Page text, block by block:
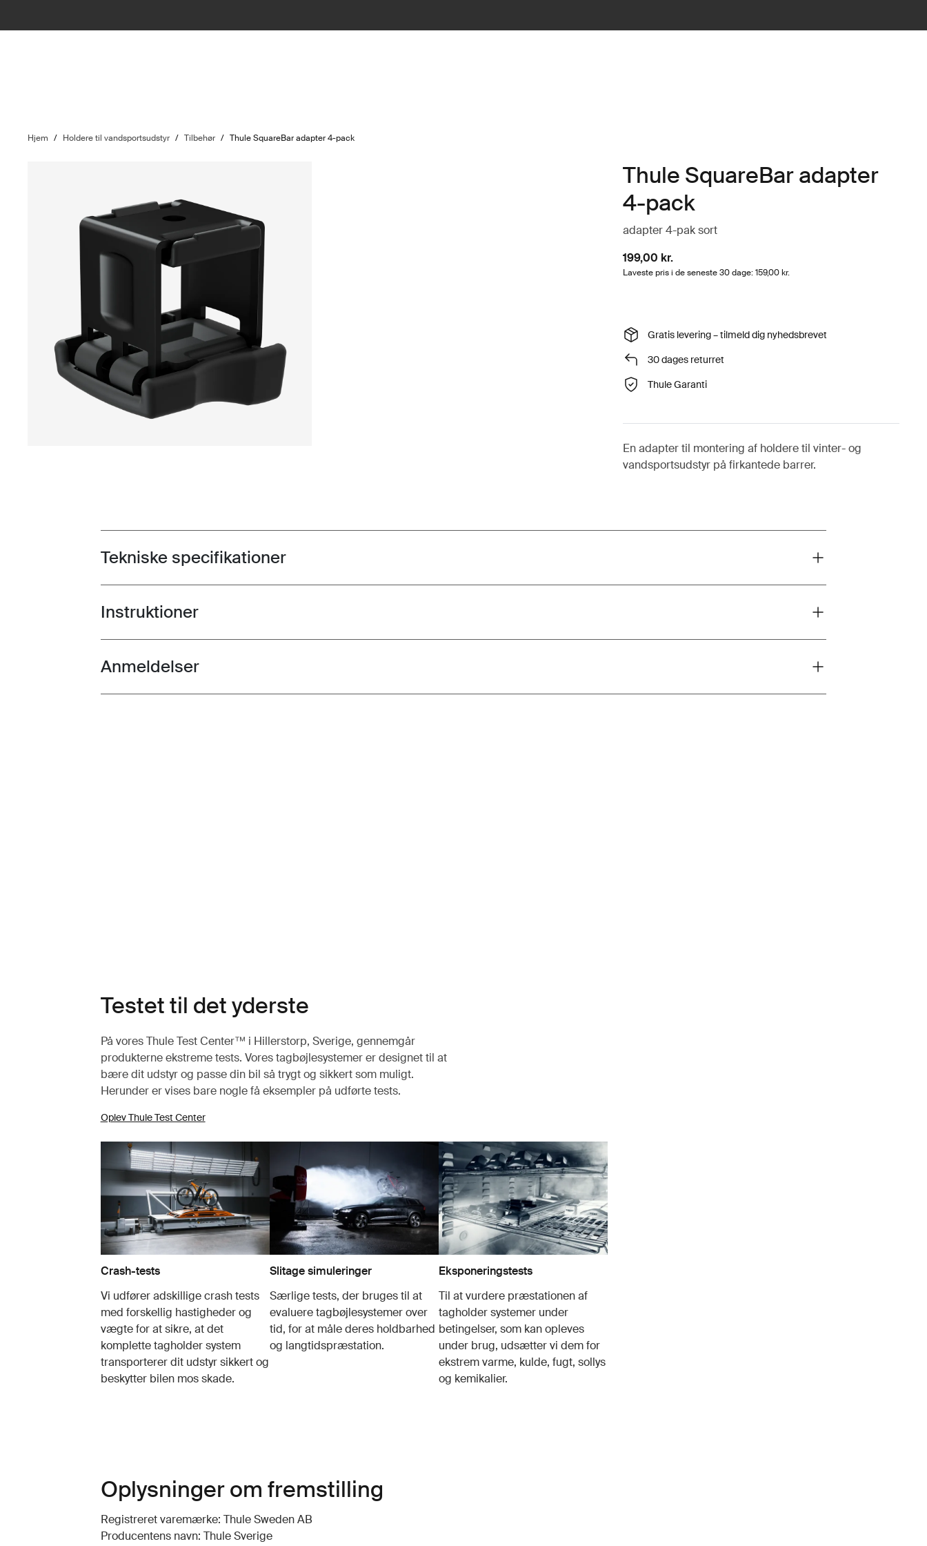
Hjem / Holdere til vandsportsudstyr / Tilbehør / Thule SquareBar adapter 4-pack
Thule SquareBar adapter
4-pack
adapter 4-pak sort
199,00 kr.
Laveste pris i de seneste 30 dage: 159,00 kr.
Gratis levering – tilmeld dig nyhedsbrevet
30 dages returret
Thule Garanti
En adapter til montering af holdere til vinter- og
vandsportsudstyr på firkantede barrer.
Toggle techspec
Tekniske specifikationer
Toggle guides and instructions
Instruktioner
Toggle overview
Anmeldelser
Testet til det yderste
På vores Thule Test Center™ i Hillerstorp, Sverige, gennemgår
produkterne ekstreme tests. Vores tagbøjlesystemer er designet til at
bære dit udstyr og passe din bil så trygt og sikkert som muligt.
Herunder er vises bare nogle få eksempler på udførte tests.
Oplev Thule Test Center
Crash-tests
Vi udfører adskillige crash tests
med forskellig hastigheder og
vægte for at sikre, at det
komplette tagholder system
transporterer dit udstyr sikkert og
beskytter bilen mos skade.
Slitage simuleringer
Særlige tests, der bruges til at
evaluere tagbøjlesystemer over
tid, for at måle deres holdbarhed
og langtidspræstation.
Eksponeringstests
Til at vurdere præstationen af
tagholder systemer under
betingelser, som kan opleves
under brug, udsætter vi dem for
ekstrem varme, kulde, fugt, sollys
og kemikalier.
Oplysninger om fremstilling
Registreret varemærke: Thule Sweden AB
Producentens navn: Thule Sverige